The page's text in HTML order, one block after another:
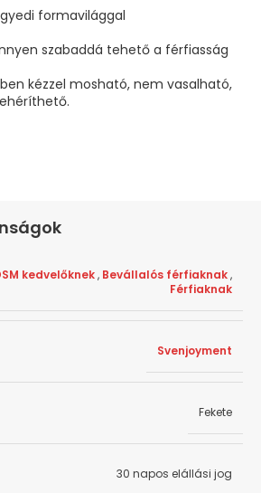
formavilággal
szabaddá tehető a férfiasság
kézzel mosható, nem vasalható,
kedvelőknek, Bevállalós férfiaknak,
Férfiaknak
Svenjoyment
Fekete
30 napos elállási jog